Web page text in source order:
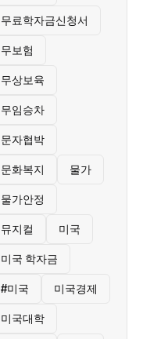
무료학자금신청서
무보험
무상보육
무임승차
문자협박
문화복지 물가
물가안정
뮤지컬 미국
미국 학자금
#미국 미국경제
미국대학